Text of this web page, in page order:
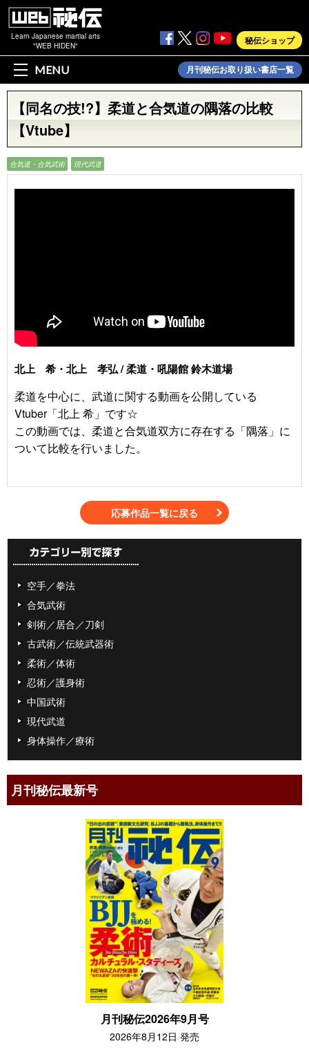
Learn Japanese martial arts
"WEB HIDEN"
秘伝ショップ
MENU 月刊秘伝お取り扱い書店一覧
【同名の技!?】柔道と合気道の隅落の比較
【Vtube】
合気道・合気武術 現代武道
北上 希・北上 孝弘 / 柔道・吼陽館 鈴木道場
柔道を中心に、武道に関する動画を公開している
Vtuber「北上 希」です☆
この動画では、柔道と合気道双方に存在する「隅落」に
ついて比較を行いました。
応募作品一覧に戻る
空手／拳法
合気武術
剣術／居合／刀剣
古武術／伝統武器術
柔術／体術
忍術／護身術
中国武術
現代武道
身体操作／療術
月刊秘伝最新号
月刊秘伝2026年9月号
2026年8月12日 発売